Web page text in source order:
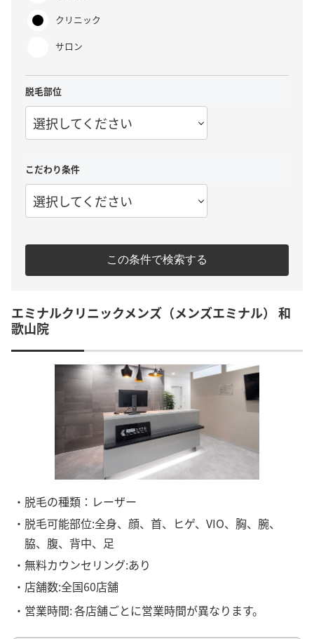
クリニック
サロン
脱毛部位
選択してください
こだわり条件
選択してください
この条件で検索する
エミナルクリニックメンズ（メンズエミナル） 和
歌山院
・脱毛の種類：レーザー
・脱毛可能部位:全身、顔、首、ヒゲ、VIO、胸、腕、
脇、腹、背中、足
・無料カウンセリング:あり
・店舗数:全国60店舗
・営業時間:各店舗ごとに営業時間が異なります。